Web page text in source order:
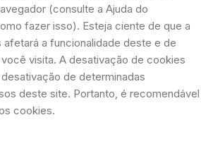
(consulte a Ajuda do
fazer isso). Esteja ciente de que a
a funcionalidade deste e de
visita. A desativação de cookies
de determinadas
deste site. Portanto, é recomendável
cookies.